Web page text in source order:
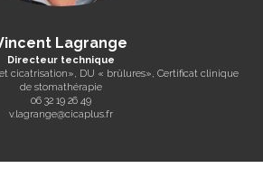
Lagrange
Directeur technique
cicatrisation», DU « brûlures», Certificat clinique
de stomathérapie
06 32 19 26 49
v.lagrange@cicaplus.fr